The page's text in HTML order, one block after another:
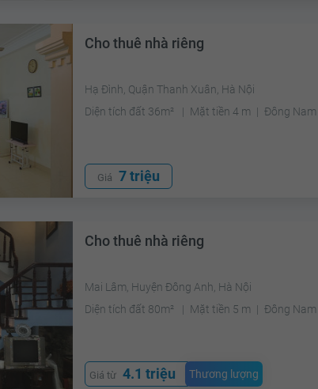
Cho thuê nhà riêng
Hạ Đình, Quận Thanh Xuân, Hà Nội
Diện tích đất 36m²
Mặt tiền 4 m Đông Nam
Giá 7 triệu
Cho thuê nhà riêng
Mai Lâm, Huyện Đông Anh, Hà Nội
Diện tích đất 80m²
Mặt tiền 5 m Đông Nam
Giá từ 4.1 triệu Thương lượng